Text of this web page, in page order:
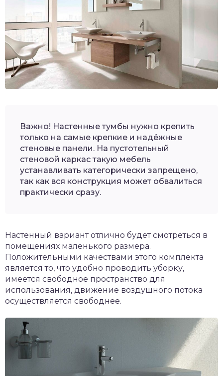
Важно! Настенные тумбы нужно крепить
только на самые крепкие и надёжные
стеновые панели. На пустотельный
стеновой каркас такую мебель
устанавливать категорически запрещено,
так как вся конструкция может обвалиться
практически сразу.
Настенный вариант отлично будет смотреться в
помещениях маленького размера.
Положительными качествами этого комплекта
является то, что удобно проводить уборку,
имеется свободное пространство для
использования, движение воздушного потока
осуществляется свободнее.